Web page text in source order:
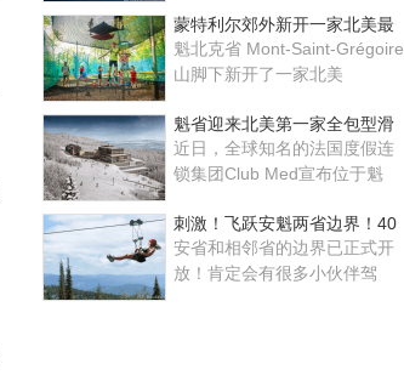
蒙特利尔郊外新开一家北美最
魁北克省 Mont-Saint-Grégoire
山脚下新开了一家北美
魁省迎来北美第一家全包型滑
近日，全球知名的法国度假连
锁集团Club Med宣布位于魁
刺激！飞跃安魁两省边界！40
安省和相邻省的边界已正式开
放！肯定会有很多小伙伴驾